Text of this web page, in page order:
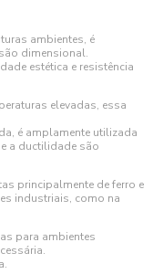
ambientes, é
dimensional.
estética e resistência
elevadas, essa
é amplamente utilizada
a ductilidade são
principalmente de ferro e
industriais, como na
para ambientes